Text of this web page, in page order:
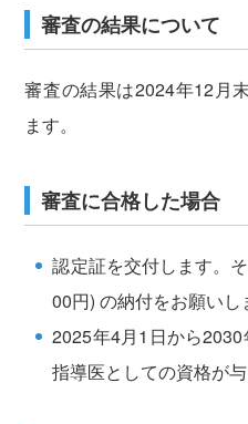
審査の結果について
審査の結果は2024年12月
ます。
審査に合格した場合
認定証を交付します。
00円) の納付をお願いし
2025年4月1日から
指導医としての資格が与